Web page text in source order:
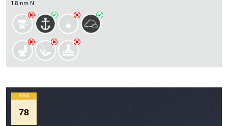
1.8 nm N
Wind
78